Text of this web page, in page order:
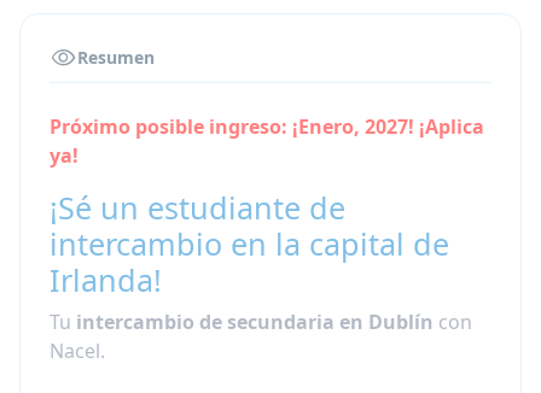
Resumen
Próximo posible ingreso: ¡Enero, 2027! ¡Aplica
ya!
¡Sé un estudiante de
intercambio en la capital de
Irlanda!
Tu intercambio de secundaria en Dublín con
Nacel.